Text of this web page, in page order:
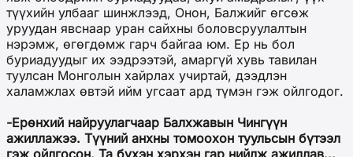
түүхийн улбааг шинжлээд, Онон, Балжийг өгсөж
уруудан явснаар уран сайхны боловсруулалтын
нэрэмж, өгөгдөмж гарч байгаа юм. Ер нь бол
буриадуудыг их ээдрээтэй, амаргүй хувь тавилан
туулсан Монголын хайрлах учиртай, дээдлэн
халамжлах өвтэй ийм угсаат ард түмэн гэж ойлгодог.
-Ерөнхий найруулагчаар Балхжавын Чингүүн
ажиллажээ. Түүний анхны томоохон туульсын бүтээл
гэж ойлгосон. Та бүхэн хэрхэн гар нийлж ажиллав...